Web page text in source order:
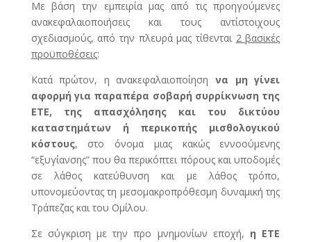
Με βάση την εμπειρία μας από τις προηγούμενες
ανακεφαλαιοποιήσεις και τους αντίστοιχους
σχεδιασμούς, από την πλευρά μας τίθενται 2 βασικές
προϋποθέσεις:
Κατά πρώτον, η ανακεφαλαιοποίησηνα μη γίνει
αφορμή για παραπέρα σοβαρή συρρίκνωση της
ΕΤΕ, της απασχόλησης και του δικτύου
καταστημάτων ή περικοπής μισθολογικού
κόστους, στο όνομα μιας κακώς εννοούμενης
“εξυγίανσης” που θα περικόπτει πόρους και υποδομές
σε λάθος κατεύθυνση και με λάθος τρόπο,
υπονομεύοντας τη μεσομακροπρόθεσμη δυναμική της
Τράπεζας και του Ομίλου.
Σε σύγκριση με την προ μνημονίων εποχή, η ΕΤΕ